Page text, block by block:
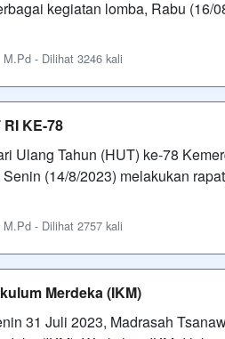
kegiatan lomba, Rabu (16/
- Dilihat 3246 kali
KE-78
Ulang Tahun (HUT) ke-78
(14/8/2023) melakukan
- Dilihat 2757 kali
Merdeka (IKM)
31 Juli 2023, Madrasah